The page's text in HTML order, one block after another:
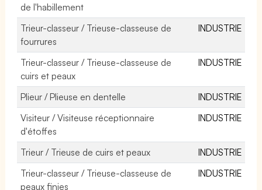
de l'habillement
Trieur-classeur / Trieuse-classeuse de
fourrures
INDUSTRIE
Trieur-classeur / Trieuse-classeuse de
cuirs et peaux
INDUSTRIE
Plieur / Plieuse en dentelle
INDUSTRIE
Visiteur / Visiteuse réceptionnaire
d'étoffes
INDUSTRIE
Trieur / Trieuse de cuirs et peaux
INDUSTRIE
Trieur-classeur / Trieuse-classeuse de
peaux finies
INDUSTRIE